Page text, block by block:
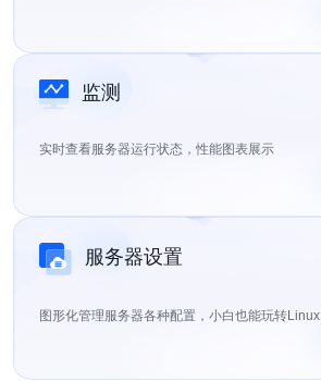
监测
实时查看服务器运行状态，性能图表展示
服务器设置
图形化管理服务器各种配置，小白也能玩转Linux